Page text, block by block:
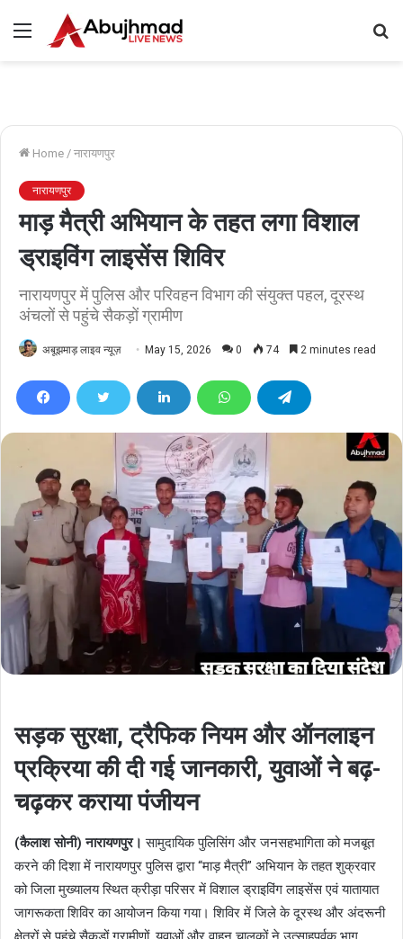
Menu
Home / नारायणपुर
नारायणपुर
माड़ मैत्री अभियान के तहत लगा विशाल
ड्राइविंग लाइसेंस शिविर
नारायणपुर में पुलिस और परिवहन विभाग की संयुक्त पहल, दूरस्थ
अंचलों से पहुंचे सैकड़ों ग्रामीण
अबूझमाड़ लाइव न्यूज़ May 15, 2026 0 74 2 minutes read
सड़क सुरक्षा, ट्रैफिक नियम और ऑनलाइन
प्रक्रिया की दी गई जानकारी, युवाओं ने बढ़-
चढ़कर कराया पंजीयन
(कैलाश सोनी) नारायणपुर। सामुदायिक पुलिसिंग और जनसहभागिता को मजबूत
करने की दिशा में नारायणपुर पुलिस द्वारा “माड़ मैत्री” अभियान के तहत शुक्रवार
को जिला मुख्यालय स्थित क्रीड़ा परिसर में विशाल ड्राइविंग लाइसेंस एवं यातायात
जागरूकता शिविर का आयोजन किया गया। शिविर में जिले के दूरस्थ और अंदरूनी